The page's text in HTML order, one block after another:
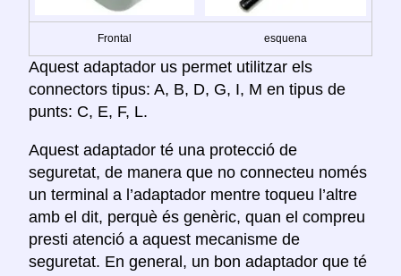
Frontal esquena
Aquest adaptador us permet utilitzar els
connectors tipus: A, B, D, G, I, M en tipus de
punts: C, E, F, L.
Aquest adaptador té una protecció de
seguretat, de manera que no connecteu només
un terminal a l’adaptador mentre toqueu l’altre
amb el dit, perquè és genèric, quan el compreu
presti atenció a aquest mecanisme de
seguretat. En general, un bon adaptador que té